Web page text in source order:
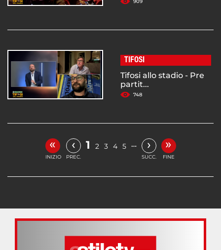
909
TIFOSI
Tifosi allo stadio - Pre
partit...
748
«
INIZIO
‹
PREC.
1 2 3 4 5 … ›
SUCC.
»
FINE